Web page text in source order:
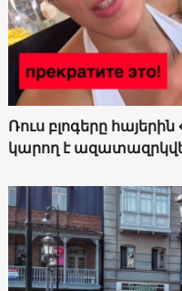
Ռուս բլոգերը
կարող է